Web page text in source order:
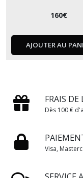
160€
AJOUTER AU
FRAIS DE
Dès 100 €
Visa,